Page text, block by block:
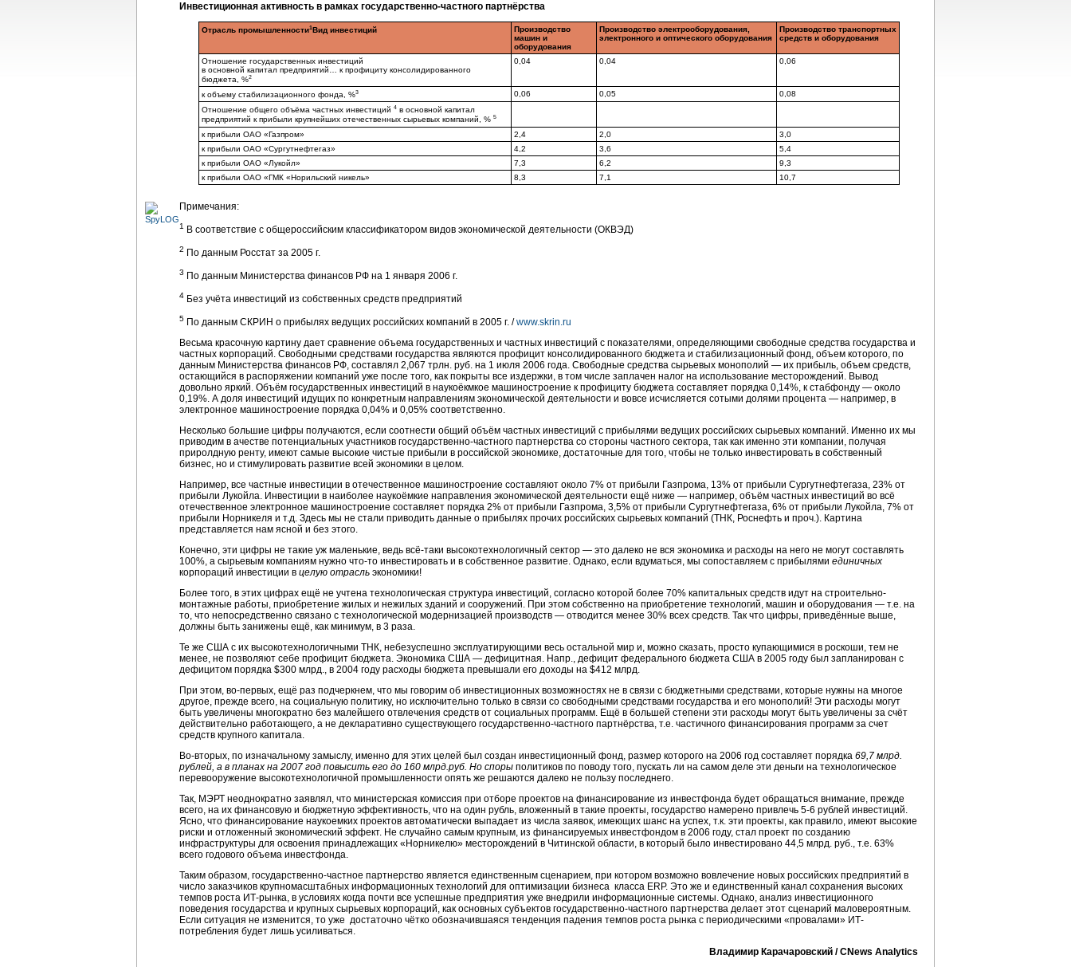
Инвестиционная активность в рамках государственно-частного партнёрства
Отрасль промышленности1 Вид инвестиций
Производство
машин и
оборудования
Производство электрооборудования,
электронного и оптического оборудования
Производство транспортных
средств и оборудования
Отношение государственных инвестиций
в основной капитал предприятий… к профициту консолидированного
бюджета, %2
0,04 0,04 0,06
к объему стабилизационного фонда, %3 0,06 0,05
0,08
Отношение общего объёма частных инвестиций 4в основной капитал
предприятий к прибыли крупнейших отечественных сырьевых компаний, % 5
к прибыли ОАО «Газпром» 2,4 2,0
3,0
к прибыли ОАО «Сургутнефтегаз»
4,2 3,6
5,4
к прибыли ОАО «Лукойл»
7,3 6,2
9,3
к прибыли ОАО «ГМК «Норильский никель»
8,3 7,1 10,7
Примечания:
1 В соответствие с общероссийским классификатором видов экономической деятельности (ОКВЭД)
2 По данным Росстат за 2005 г.
3 По данным Министерства финансов РФ на 1 января 2006 г.
4 Без учёта инвестиций из собственных средств предприятий
5 По данным СКРИН о прибылях ведущих российских компаний в 2005 г. /www.skrin.ru
Весьма красочную картину дает сравнение объема государственных и частных инвестиций с показателями, определяющими свободные средства государства и
частных корпораций. Свободными средствами государства являются профицит консолидированного бюджета и стабилизационный фонд, объем которого, по
данным Министерства финансов РФ, составлял 2,067 трлн. руб. на 1 июля 2006 года. Свободные средства сырьевых монополий — их прибыль, объем средств,
остающийся в распоряжении компаний уже после того, как покрыты все издержки, в том числе заплачен налог на использование месторождений. Вывод
довольно яркий. Объём государственных инвестиций в наукоёкмкое машиностроение к профициту бюджета составляет порядка 0,14%, к стабфонду — около
0,19%. А доля инвестиций идущих по конкретным направлениям экономической деятельности и вовсе исчисляется сотыми долями процента — например, в
электронное машиностроение порядка 0,04% и 0,05% соответственно.
Несколько большие цифры получаются, если соотнести общий объём частных инвестиций с прибылями ведущих российских сырьевых компаний. Именно их мы
приводим в ачестве потенциальных участников государственно-частного партнерства со стороны частного сектора, так как именно эти компании, получая
приролдную ренту, имеют самые высокие чистые прибыли в российской экономике, достаточные для того, чтобы не только инвестировать в собственный
бизнес, но и стимулировать развитие всей экономики в целом.
Например, все частные инвестиции в отечественное машиностроение составляют около 7% от прибыли Газпрома, 13% от прибыли Сургутнефтегаза, 23% от
прибыли Лукойла. Инвестиции в наиболее наукоёмкие направления экономической деятельности ещё ниже — например, объём частных инвестиций во всё
отечественное электронное машиностроение составляет порядка 2% от прибыли Газпрома, 3,5% от прибыли Сургутнефтегаза, 6% от прибыли Лукойла, 7% от
прибыли Норникеля и т.д. Здесь мы не стали приводить данные о прибылях прочих российских сырьевых компаний (ТНК, Роснефть и проч.). Картина
представляется нам ясной и без этого.
Конечно, эти цифры не такие уж маленькие, ведь всё-таки высокотехнологичный сектор — это далеко не вся экономика и расходы на него не могут составлять
100%, а сырьевым компаниям нужно что-то инвестировать и в собственное развитие. Однако, если вдуматься, мы сопоставляем с прибылями единичных
корпораций инвестиции в целую отрасль экономики!
Более того, в этих цифрах ещё не учтена технологическая структура инвестиций, согласно которой более 70% капитальных средств идут на строительно-
монтажные работы, приобретение жилых и нежилых зданий и сооружений. При этом собственно на приобретение технологий, машин и оборудования — т.е. на
то, что непосредственно связано с технологической модернизацией производств — отводится менее 30% всех средств. Так что цифры, приведённые выше,
должны быть занижены ещё, как минимум, в 3 раза.
Те же США с их высокотехнологичными ТНК, небезуспешно эксплуатирующими весь остальной мир и, можно сказать, просто купающимися в роскоши, тем не
менее, не позволяют себе профицит бюджета. Экономика США — дефицитная. Напр., дефицит федерального бюджета США в 2005 году был запланирован с
дефицитом порядка $300 млрд., в 2004 году расходы бюджета превышали его доходы на $412 млрд.
При этом, во-первых, ещё раз подчеркнем, что мы говорим об инвестиционных возможностях не в связи с бюджетными средствами, которые нужны на многое
другое, прежде всего, на социальную политику, но исключительно только в связи со свободными средствами государства и его монополий! Эти расходы могут
быть увеличены многократно без малейшего отвлечения средств от социальных программ. Ещё в большей степени эти расходы могут быть увеличены за счёт
действительно работающего, а не декларативно существующего государственно-частного партнёрства, т.е. частичного финансирования программ за счет
средств крупного капитала.
Во-вторых, по изначальному замыслу, именно для этих целей был создан инвестиционный фонд, размер которого на 2006 год составляет порядка 69,7 млрд.
рублей, а в планах на 2007 год повысить его до 160 млрд.руб. Но споры политиков по поводу того, пускать ли на самом деле эти деньги на технологическое
перевооружение высокотехнологичной промышленности опять же решаются далеко не пользу последнего.
Так, МЭРТ неоднократно заявлял, что министерская комиссия при отборе проектов на финансирование из инвестфонда будет обращаться внимание, прежде
всего, на их финансовую и бюджетную эффективность, что на один рубль, вложенный в такие проекты, государство намерено привлечь 5-6 рублей инвестиций.
Ясно, что финансирование наукоемких проектов автоматически выпадает из числа заявок, имеющих шанс на успех, т.к. эти проекты, как правило, имеют высокие
риски и отложенный экономический эффект. Не случайно самым крупным, из финансируемых инвестфондом в 2006 году, стал проект по созданию
инфраструктуры для освоения принадлежащих «Норникелю» месторождений в Читинской области, в который было инвестировано 44,5 млрд. руб., т.е. 63%
всего годового объема инвестфонда.
Таким образом, государственно-частное партнерство является единственным сценарием, при котором возможно вовлечение новых российских предприятий в
число заказчиков крупномасштабных информационных технологий для оптимизации бизнеса класса ERP. Это же и единственный канал сохранения высоких
темпов роста ИТ-рынка, в условиях когда почти все успешные предприятия уже внедрили информационные системы. Однако, анализ инвестиционного
поведения государства и крупных сырьевых корпораций, как основных субъектов государственно-частного партнерства делает этот сценарий маловероятным.
Если ситуация не изменится, то уже достаточно чётко обозначившаяся тенденция падения темпов роста рынка с периодическими «провалами» ИТ-
потребления будет лишь усиливаться.
Владимир Карачаровский /CNews Analytics